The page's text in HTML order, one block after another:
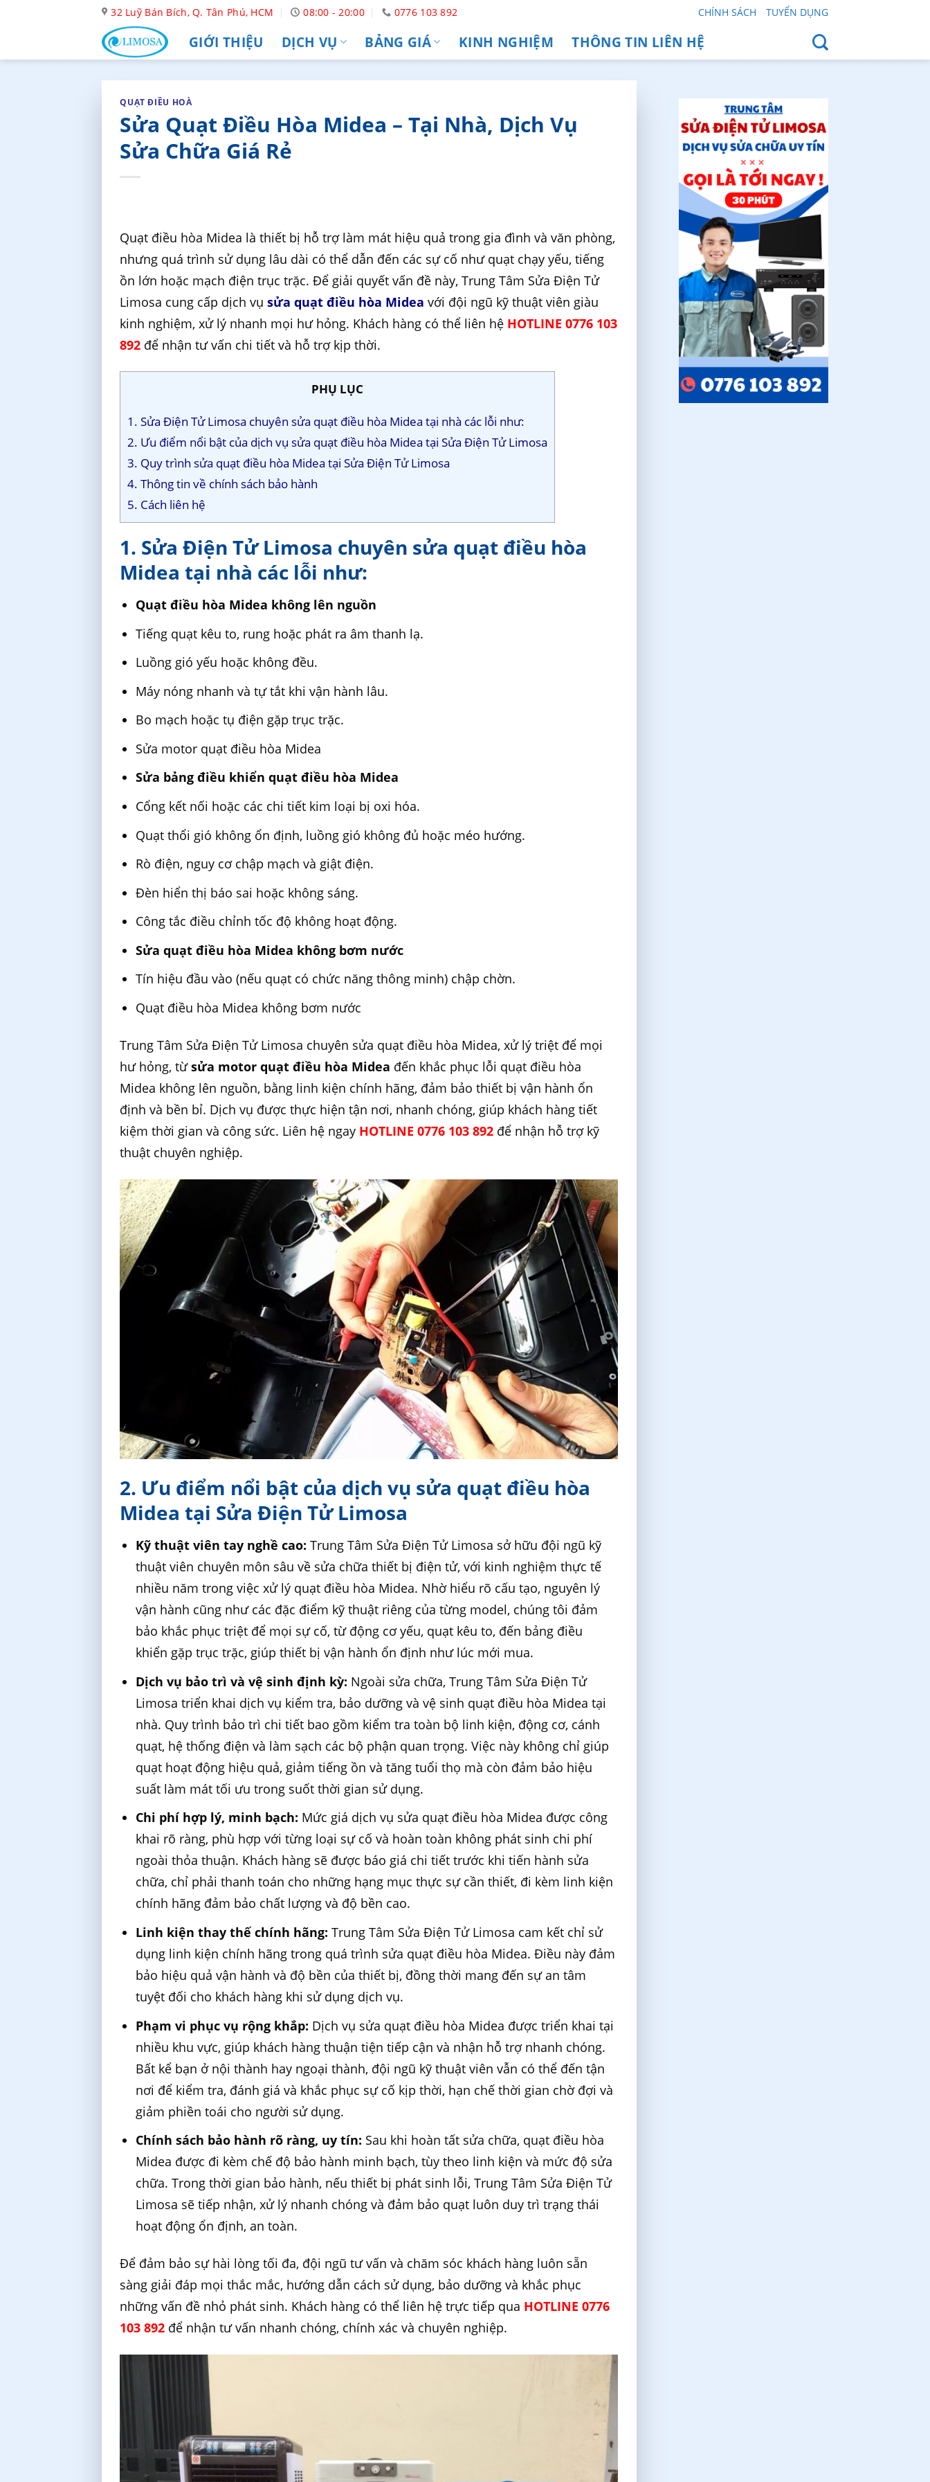
32 Luỹ Bán Bích, Q. Tân Phú, HCM 08:00 - 20:00 0776 103 892 CHÍNH SÁCH TUYỂN DỤNG
GIỚI THIỆU DỊCH VỤ BẢNG GIÁ KINH NGHIỆM THÔNG TIN LIÊN HỆ
QUẠT ĐIỀU HOÀ
Sửa Quạt Điều Hòa Midea – Tại Nhà, Dịch Vụ
Sửa Chữa Giá Rẻ
Quạt điều hòa Midea là thiết bị hỗ trợ làm mát hiệu quả trong gia đình và văn phòng,
nhưng quá trình sử dụng lâu dài có thể dẫn đến các sự cố như quạt chạy yếu, tiếng
ồn lớn hoặc mạch điện trục trặc. Để giải quyết vấn đề này, Trung Tâm Sửa Điện Tử
Limosa cung cấp dịch vụsửa quạt điều hòa Midea với đội ngũ kỹ thuật viên giàu
kinh nghiệm, xử lý nhanh mọi hư hỏng. Khách hàng có thể liên hệ HOTLINE 0776 103
892 để nhận tư vấn chi tiết và hỗ trợ kịp thời.
PHỤ LỤC
1. Sửa Điện Tử Limosa chuyên sửa quạt điều hòa Midea tại nhà các lỗi như:
2. Ưu điểm nổi bật của dịch vụ sửa quạt điều hòa Midea tại Sửa Điện Tử Limosa
3. Quy trình sửa quạt điều hòa Midea tại Sửa Điện Tử Limosa
4. Thông tin về chính sách bảo hành
5. Cách liên hệ
1. Sửa Điện Tử Limosa chuyên sửa quạt điều hòa
Midea tại nhà các lỗi như:
Quạt điều hòa Midea không lên nguồn
Tiếng quạt kêu to, rung hoặc phát ra âm thanh lạ.
Luồng gió yếu hoặc không đều.
Máy nóng nhanh và tự tắt khi vận hành lâu.
Bo mạch hoặc tụ điện gặp trục trặc.
Sửa motor quạt điều hòa Midea
Sửa bảng điều khiển quạt điều hòa Midea
Cổng kết nối hoặc các chi tiết kim loại bị oxi hóa.
Quạt thổi gió không ổn định, luồng gió không đủ hoặc méo hướng.
Rò điện, nguy cơ chập mạch và giật điện.
Đèn hiển thị báo sai hoặc không sáng.
Công tắc điều chỉnh tốc độ không hoạt động.
Sửa quạt điều hòa Midea không bơm nước
Tín hiệu đầu vào (nếu quạt có chức năng thông minh) chập chờn.
Quạt điều hòa Midea không bơm nước
Trung Tâm Sửa Điện Tử Limosa chuyên sửa quạt điều hòa Midea, xử lý triệt để mọi
hư hỏng, từsửa motor quạt điều hòa Midea đến khắc phục lỗi quạt điều hòa
Midea không lên nguồn, bằng linh kiện chính hãng, đảm bảo thiết bị vận hành ổn
định và bền bỉ. Dịch vụ được thực hiện tận nơi, nhanh chóng, giúp khách hàng tiết
kiệm thời gian và công sức. Liên hệ ngay HOTLINE 0776 103 892 để nhận hỗ trợ kỹ
thuật chuyên nghiệp.
2. Ưu điểm nổi bật của dịch vụ sửa quạt điều hòa
Midea tại Sửa Điện Tử Limosa
Kỹ thuật viên tay nghề cao: Trung Tâm Sửa Điện Tử Limosa sở hữu đội ngũ kỹ
thuật viên chuyên môn sâu về sửa chữa thiết bị điện tử, với kinh nghiệm thực tế
nhiều năm trong việc xử lý quạt điều hòa Midea. Nhờ hiểu rõ cấu tạo, nguyên lý
vận hành cũng như các đặc điểm kỹ thuật riêng của từng model, chúng tôi đảm
bảo khắc phục triệt để mọi sự cố, từ động cơ yếu, quạt kêu to, đến bảng điều
khiển gặp trục trặc, giúp thiết bị vận hành ổn định như lúc mới mua.
Dịch vụ bảo trì và vệ sinh định kỳ: Ngoài sửa chữa, Trung Tâm Sửa Điện Tử
Limosa triển khai dịch vụ kiểm tra, bảo dưỡng và vệ sinh quạt điều hòa Midea tại
nhà. Quy trình bảo trì chi tiết bao gồm kiểm tra toàn bộ linh kiện, động cơ, cánh
quạt, hệ thống điện và làm sạch các bộ phận quan trọng. Việc này không chỉ giúp
quạt hoạt động hiệu quả, giảm tiếng ồn và tăng tuổi thọ mà còn đảm bảo hiệu
suất làm mát tối ưu trong suốt thời gian sử dụng.
Chi phí hợp lý, minh bạch: Mức giá dịch vụ sửa quạt điều hòa Midea được công
khai rõ ràng, phù hợp với từng loại sự cố và hoàn toàn không phát sinh chi phí
ngoài thỏa thuận. Khách hàng sẽ được báo giá chi tiết trước khi tiến hành sửa
chữa, chỉ phải thanh toán cho những hạng mục thực sự cần thiết, đi kèm linh kiện
chính hãng đảm bảo chất lượng và độ bền cao.
Linh kiện thay thế chính hãng: Trung Tâm Sửa Điện Tử Limosa cam kết chỉ sử
dụng linh kiện chính hãng trong quá trình sửa quạt điều hòa Midea. Điều này đảm
bảo hiệu quả vận hành và độ bền của thiết bị, đồng thời mang đến sự an tâm
tuyệt đối cho khách hàng khi sử dụng dịch vụ.
Phạm vi phục vụ rộng khắp: Dịch vụ sửa quạt điều hòa Midea được triển khai tại
nhiều khu vực, giúp khách hàng thuận tiện tiếp cận và nhận hỗ trợ nhanh chóng.
Bất kể bạn ở nội thành hay ngoại thành, đội ngũ kỹ thuật viên vẫn có thể đến tận
nơi để kiểm tra, đánh giá và khắc phục sự cố kịp thời, hạn chế thời gian chờ đợi và
giảm phiền toái cho người sử dụng.
Chính sách bảo hành rõ ràng, uy tín: Sau khi hoàn tất sửa chữa, quạt điều hòa
Midea được đi kèm chế độ bảo hành minh bạch, tùy theo linh kiện và mức độ sửa
chữa. Trong thời gian bảo hành, nếu thiết bị phát sinh lỗi, Trung Tâm Sửa Điện Tử
Limosa sẽ tiếp nhận, xử lý nhanh chóng và đảm bảo quạt luôn duy trì trạng thái
hoạt động ổn định, an toàn.
Để đảm bảo sự hài lòng tối đa, đội ngũ tư vấn và chăm sóc khách hàng luôn sẵn
sàng giải đáp mọi thắc mắc, hướng dẫn cách sử dụng, bảo dưỡng và khắc phục
những vấn đề nhỏ phát sinh. Khách hàng có thể liên hệ trực tiếp qua HOTLINE 0776
103 892 để nhận tư vấn nhanh chóng, chính xác và chuyên nghiệp.